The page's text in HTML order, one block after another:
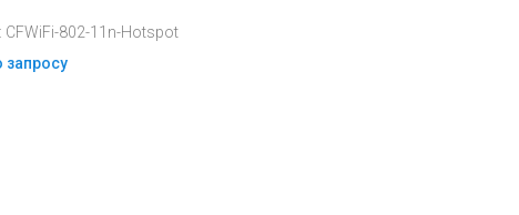
CFWiFi-802-11n-Hotspot
запросу